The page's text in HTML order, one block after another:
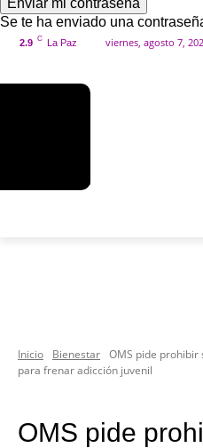
Se te ha enviado una
2.9 C La Paz viernes, agosto 7,
Inicio Bienestar OMS pide prohibir
para frenar adicción juvenil
OMS pide